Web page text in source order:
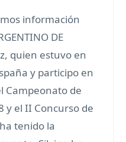
información
DE
quien estuvo en
y participo en
Campeonato de
y el II Concurso de
tenido la